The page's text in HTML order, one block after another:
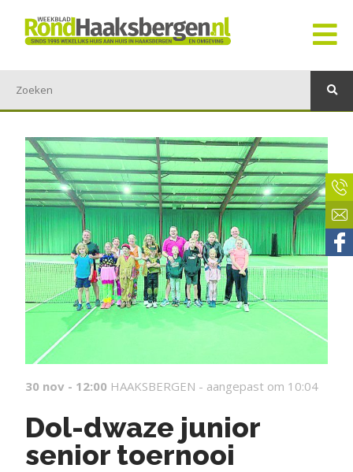
30 nov - 12:00 HAAKSBERGEN - aangepast om 10:04
Dol-dwaze junior
senior toernooi